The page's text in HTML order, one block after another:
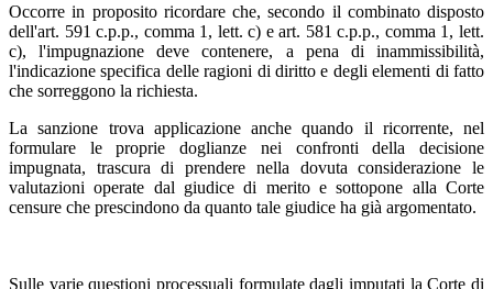
Occorre in proposito ricordare che, secondo il combinato disposto
dell'art. 591 c.p.p., comma 1, lett. c) e art. 581 c.p.p., comma 1, lett.
c), l'impugnazione deve contenere, a pena di inammissibilità,
l'indicazione specifica delle ragioni di diritto e degli elementi di fatto
che sorreggono la richiesta.
La sanzione trova applicazione anche quando il ricorrente, nel
formulare le proprie doglianze nei confronti della decisione
impugnata, trascura di prendere nella dovuta considerazione le
valutazioni operate dal giudice di merito e sottopone alla Corte
censure che prescindono da quanto tale giudice ha già argomentato.
Sulle varie questioni processuali formulate dagli imputati la Corte di